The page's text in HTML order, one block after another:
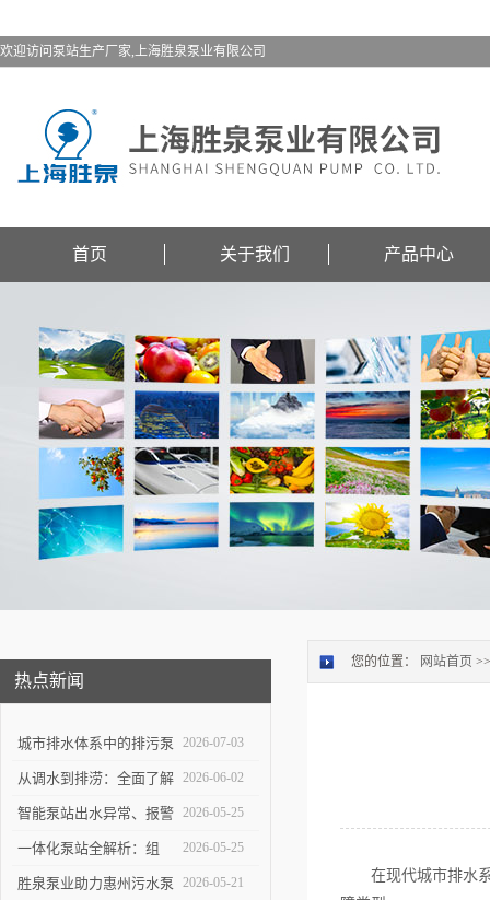
欢迎访问泵站生产厂家,上海胜泉泵业有限公司
首页 关于我们 产品中心
热点新闻
城市排水体系中的排污泵
站：功能定位与维护策略
2026-07-03
从调水到排涝：全面了解
大型泵站的功能与构造
2026-06-02
智能泵站出水异常、报警
频发怎么办？
2026-05-25
一体化泵站全解析：组
成、优势与应用实操指南
2026-05-25
胜泉泵业助力惠州污水泵 2026-05-21
您的位置： 网站首页
在现代城市排水系